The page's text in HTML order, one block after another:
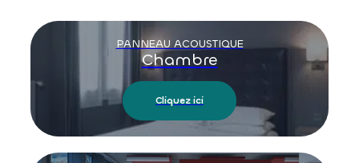
PANNEAU ACOUSTIQUE
Chambre
Cliquez ici